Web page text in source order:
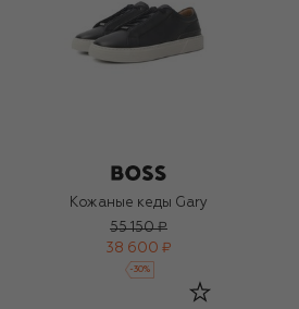
Кожаные кеды Gary
55 150 ₽
38 600 ₽
-30%